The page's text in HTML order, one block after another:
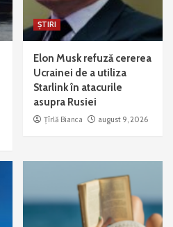
ȘTIRI
Elon Musk refuză cererea
Ucrainei de a utiliza
Starlink în atacurile
asupra Rusiei
Țîrlă Bianca august 9, 2026